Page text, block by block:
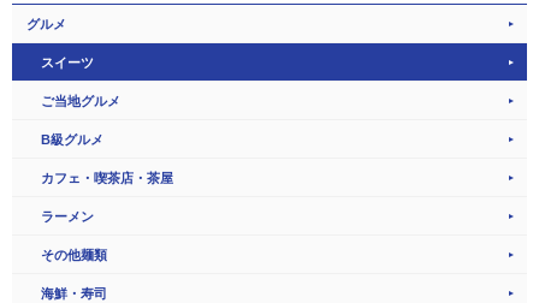
グルメ
スイーツ
ご当地グルメ
B級グルメ
カフェ・喫茶店・茶屋
ラーメン
その他麺類
海鮮・寿司